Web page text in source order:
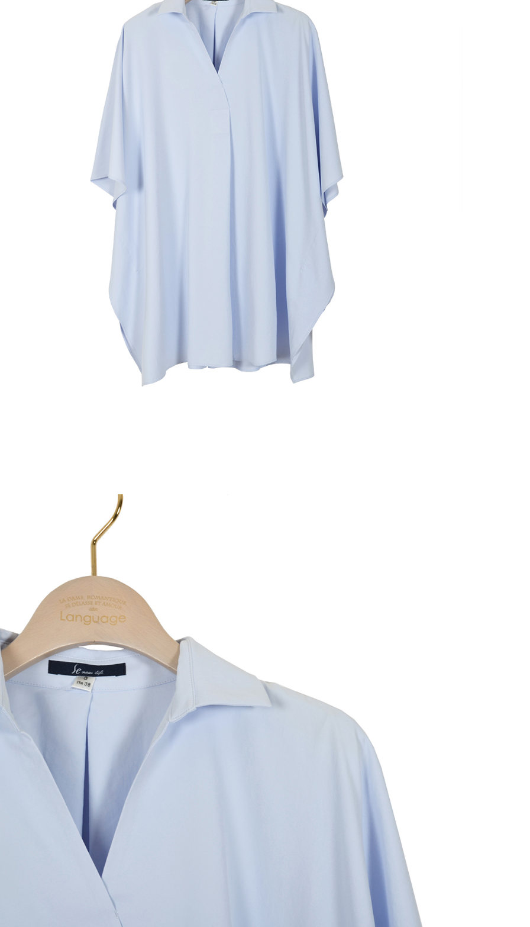
先享後付繳納相關費用。
※ 交易是否成功請以「AFTEE先享後付 」之結帳頁面顯示為準，若有關於
是否繳費成功／繳費後需取消欲退款等相關疑問，請聯繫「AFTEE先享後
付客戶支援中心」
https://netprotections.freshdesk.com/support/home
１．透過由恩沛科技股份有限公司提供之「AFTEE先享後付」服務完成之
交易，需依本服務之必要範圍內提供個人資料，並將交易相關給付款項請
求債權轉讓予恩沛科技股份有限公司。
２．關於個人資料處理事宜，請瀏覽以下網址：
https://aftee.tw/terms/#terms3
３．未成年的使用者請事先徵得法定代理人或監護人之同意方可使用
「AFTEE先享後付」，若未經同意申辦者引起之損失，本公司不負相關責
４．使用「AFTEE先享後付」時，將依據個別帳號之用戶狀況，依本公司
即時審查核予不同之上限額度；若仍有額度不足之情形，本公司將視審查
結果請求用戶進行身份認證。
５．嚴禁一人註冊多個帳號或使用他人資訊註冊。若發現惡意使用之情
形，恩沛科技股份有限公司將有權停止該用戶之使用額度並採取法律行
付款後7-11取貨---滿2000元免運
每筆NT$60，滿NT$2,000(含以上)免運費
宅配-滿2000元免運
每筆NT$120，滿NT$2,000(含以上)免運費